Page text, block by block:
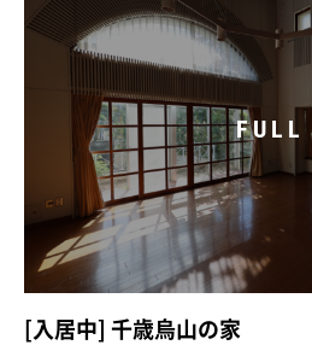
FULL
[入居中] 千歳烏山の家